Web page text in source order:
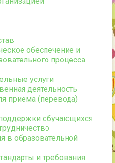
обеспечение и
процесса.
услуги
деятельность
приема (перевода)
обучающихся
в образовательной
и требования